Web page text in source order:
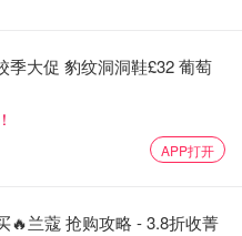
季大促 豹纹洞洞鞋£32 葡萄
APP打开
🔥兰蔻 抢购攻略 - 3.8折收菁